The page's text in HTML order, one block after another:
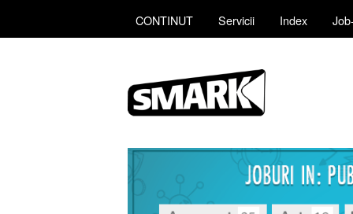
CONTINUT Servicii Index